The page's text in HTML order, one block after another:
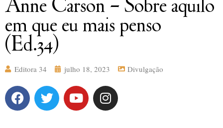
em que eu mais penso
(Ed.34)
Editora 34 julho 18, 2023 Divulgação